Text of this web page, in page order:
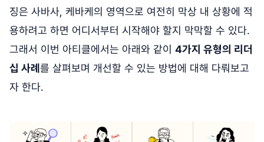
징은 사바사, 케바케의 영역으로 여전히 막상 내 상황에 적
용하려고 하면 어디서부터 시작해야 할지 막막할 수 있다.
그래서 이번 아티클에서는 아래와 같이 4가지 유형의 리더
십 사례 를 살펴보며 개선할 수 있는 방법에 대해 다뤄보고
자 한다.